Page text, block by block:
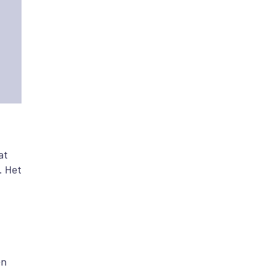
Het